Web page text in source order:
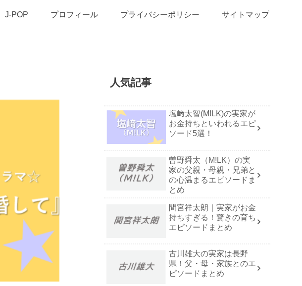
J-POP プロフィール プライバシーポリシー サイトマップ
人気記事
塩﨑太智(M!LK)の実家が
お金持ちといわれるエピ
ソード5選！
曽野舜太（M!LK）の実
家の父親・母親・兄弟と
の心温まるエピソードま
とめ
間宮祥太朗｜実家がお金
持ちすぎる！驚きの育ち
エピソードまとめ
古川雄大の実家は長野
県！父・母・家族とのエ
ピソードまとめ